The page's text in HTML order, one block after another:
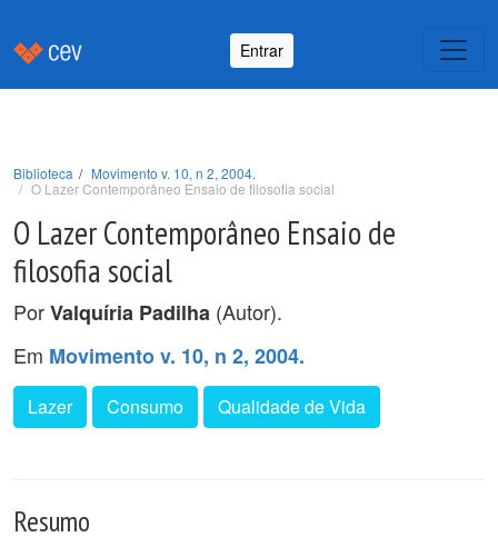
Entrar
Biblioteca
Movimento v. 10, n 2, 2004.
O Lazer Contemporâneo Ensaio de filosofia social
O Lazer Contemporâneo Ensaio de
filosofia social
PorValquíria Padilha (Autor).
Em Movimento v. 10, n 2, 2004.
Lazer Consumo Qualidade de Vida
Resumo